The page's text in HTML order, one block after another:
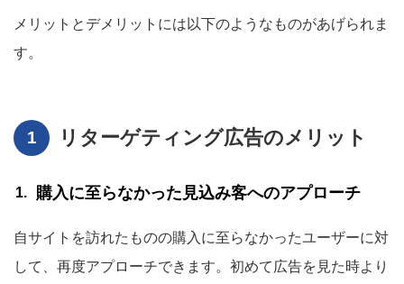
メリットとデメリットには以下のようなものがあげられま
す。
リターゲティング広告のメリット
購入に至らなかった見込み客へのアプローチ
自サイトを訪れたものの購入に至らなかったユーザーに対
して、再度アプローチできます。初めて広告を見た時より